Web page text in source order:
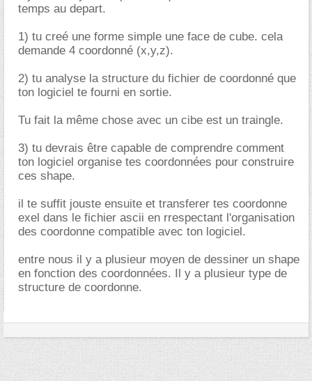
temps au depart.
1) tu creé une forme simple une face de cube. cela
demande 4 coordonné (x,y,z).
2) tu analyse la structure du fichier de coordonné que
ton logiciel te fourni en sortie.
Tu fait la même chose avec un cibe est un traingle.
3) tu devrais être capable de comprendre comment
ton logiciel organise tes coordonnées pour construire
ces shape.
il te suffit jouste ensuite et transferer tes coordonne
exel dans le fichier ascii en rrespectant l'organisation
des coordonne compatible avec ton logiciel.
entre nous il y a plusieur moyen de dessiner un shape
en fonction des coordonnées. Il y a plusieur type de
structure de coordonne.